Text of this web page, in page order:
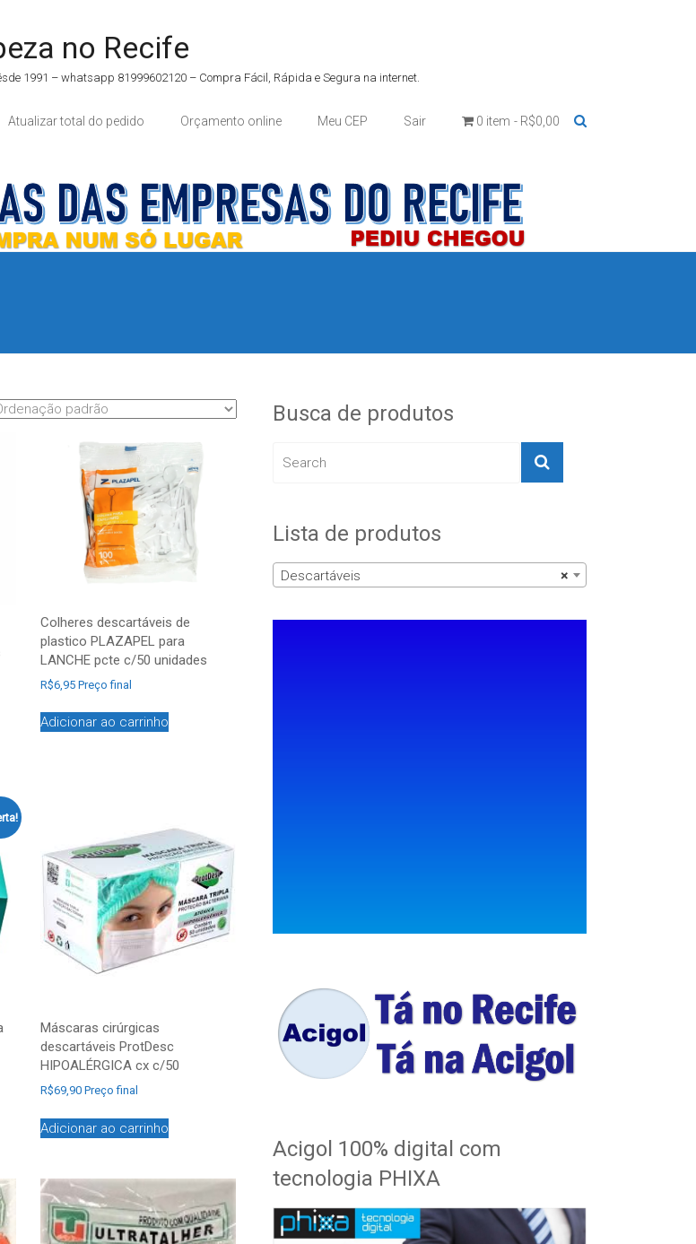
no Recife
1991 – whatsapp 81999602120 – Compra Fácil, Rápida e Segura na internet.
Atualizar total do pedido Orçamento online Meu CEP Sair 0 item R$0,00
Colheres descartáveis de
plastico PLAZAPEL para
LANCHE pcte c/50 unidades
R$6,95 Preço final
Adicionar ao carrinho
Máscaras cirúrgicas
descartáveis ProtDesc
HIPOALÉRGICA cx c/50
R$69,90 Preço final
Adicionar ao carrinho
Busca de produtos
Lista de produtos
×
Descartáveis
Acigol 100% digital com
tecnologia PHIXA